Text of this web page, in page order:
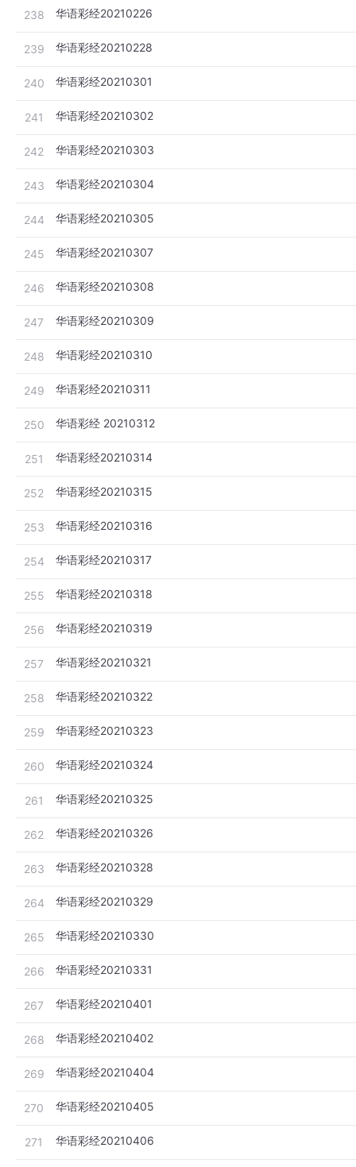
238 华语彩经20210226
239 华语彩经20210228
240 华语彩经20210301
241 华语彩经20210302
242 华语彩经20210303
243 华语彩经20210304
244 华语彩经20210305
245 华语彩经20210307
246 华语彩经20210308
247 华语彩经20210309
248 华语彩经20210310
249 华语彩经20210311
250 华语彩经 20210312
251 华语彩经20210314
252 华语彩经20210315
253 华语彩经20210316
254 华语彩经20210317
255 华语彩经20210318
256 华语彩经20210319
257 华语彩经20210321
258 华语彩经20210322
259 华语彩经20210323
260 华语彩经20210324
261 华语彩经20210325
262 华语彩经20210326
263 华语彩经20210328
264 华语彩经20210329
265 华语彩经20210330
266 华语彩经20210331
267 华语彩经20210401
268 华语彩经20210402
269 华语彩经20210404
270 华语彩经20210405
271 华语彩经20210406